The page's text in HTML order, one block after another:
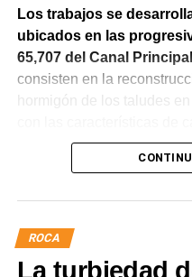
Los trabajos se
ubicados en las
65,707 del Canal
consisten en la
hormigón de los taludes
La obra incluye la
requieren, la ejecución de
hormigón reforzado con
juntas para mejorar la
ROCA
La turbiedad